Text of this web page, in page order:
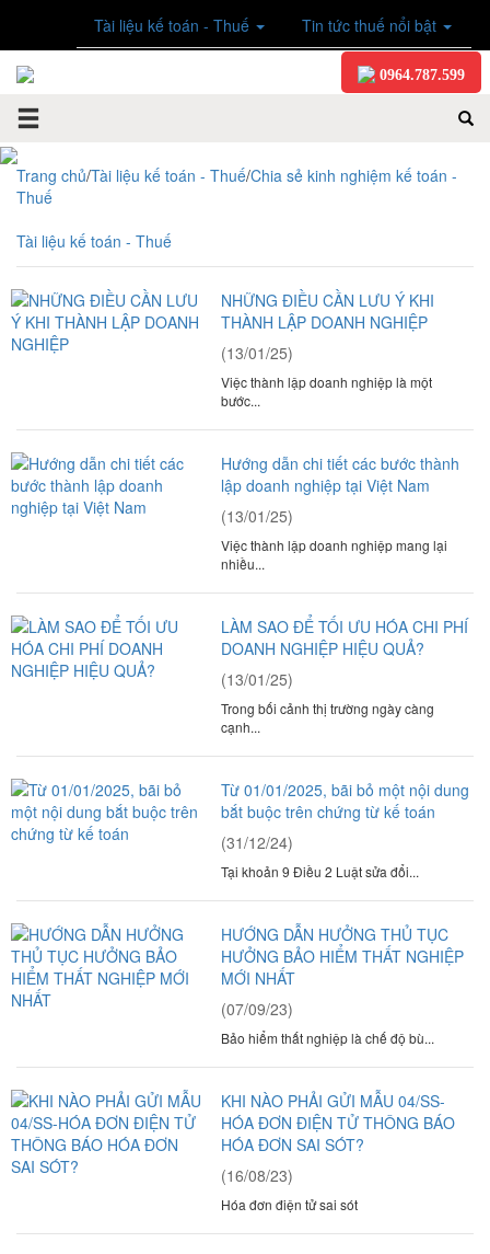
Tài liệu kế toán - Thuế Tin tức thuế nổi bật
0964.787.599
Trang chủ/Tài liệu kế toán - Thuế/Chia sẻ kinh nghiệm kế toán -
Thuế
Tài liệu kế toán - Thuế
NHỮNG ĐIỀU CẦN LƯU Ý KHI
THÀNH LẬP DOANH NGHIỆP
(13/01/25)
Việc thành lập doanh nghiệp là một
bước...
Hướng dẫn chi tiết các bước thành
lập doanh nghiệp tại Việt Nam
(13/01/25)
Việc thành lập doanh nghiệp mang lại
nhiều...
LÀM SAO ĐỂ TỐI ƯU HÓA CHI PHÍ
DOANH NGHIỆP HIỆU QUẢ?
(13/01/25)
Trong bối cảnh thị trường ngày càng
cạnh...
Từ 01/01/2025, bãi bỏ một nội dung
bắt buộc trên chứng từ kế toán
(31/12/24)
Tại khoản 9 Điều 2 Luật sửa đổi...
HƯỚNG DẪN HƯỞNG THỦ TỤC
HƯỞNG BẢO HIỂM THẤT NGHIỆP
MỚI NHẤT
(07/09/23)
Bảo hiểm thất nghiệp là chế độ bù...
KHI NÀO PHẢI GỬI MẪU 04/SS-
HÓA ĐƠN ĐIỆN TỬ THÔNG BÁO
HÓA ĐƠN SAI SÓT?
(16/08/23)
Hóa đơn điện tử sai sót